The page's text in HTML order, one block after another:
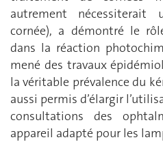
autrement nécessiterait
cornée), a démontré le
dans la réaction
mené des travaux
la véritable prévalence du
aussi permis d’élargir
consultations des
appareil adapté pour les